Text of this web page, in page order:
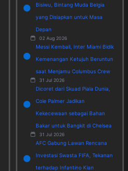
Bisiwu, Bintang Muda Belgia
yang Disiapkan untuk Masa
Depan
02 Aug 2026
Messi Kembali, Inter Miami Bidik
Kemenangan Ketujuh Beruntun
saat Menjamu Columbus Crew
31 Jul 2026
Dicoret dari Skuad Piala Dunia,
Cole Palmer Jadikan
Kekecewaan sebagai Bahan
Bakar untuk Bangkit di Chelsea
31 Jul 2026
AFC Gabung Lawan Rencana
Investasi Swasta FIFA, Tekanan
terhadap Infantino Kian